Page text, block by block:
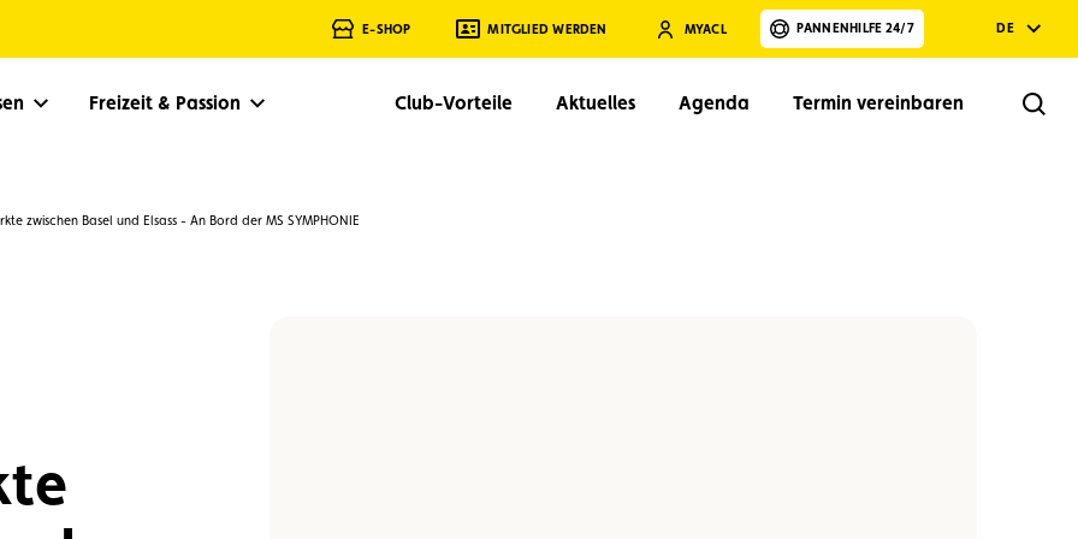
E-SHOP MITGLIED WERDEN MYACL PANNENHILFE 24/7 DE
Freizeit & Passion Club-Vorteile Aktuelles Agenda Termin vereinbaren
zwischen Basel und Elsass - An Bord der MS SYMPHONIE